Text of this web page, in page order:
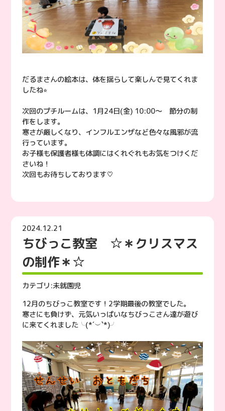
だるまさんの絵本は、体を揺らして楽しんで見てくれま
したね⭐︎
次回のプチルームは、1月24日(金) 10:00〜 節分の制
作をします。
寒さが厳しくなり、インフルエンザなど色々な風邪が流
行っています。
お子様も保護者様も体調にはくれぐれもお気をつけくだ
さいね！
次回もお待ちしております♡
2024.12.21
ちびっこ教室 ☆＊クリスマス
の制作＊☆
カテゴリ:未就園児
12月のちびっこ教室です！2学期最後の教室でした。
寒さにも負けず、元気いっぱいなちびっこさん達が遊び
に来てくれました╰(*´︶`*)╯